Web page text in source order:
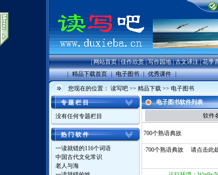
|网站首页|佳作欣赏|写作园地|古文译注|花季
| 精品下载首页 | 电子图书 | 优秀课件 |
您现在的位置： 读写吧 >> 精品下载 >> 电子图书
专 题 栏 目
没有任何专题栏目
热 门 软 件
一读就错的116个词语
中国古代文化常识
老人与海
电子图书软件列表
软件
700个熟语典故
·700个熟语典故 请点击此